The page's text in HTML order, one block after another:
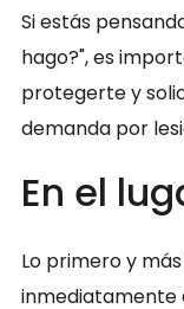
Si estás
hago?", es
protegerte y
demanda por
En el
Lo primero y
inmediatamente